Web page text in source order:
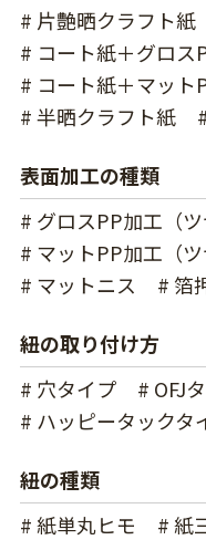
# 片艶晒クラフト紙
# コート紙＋グロス
# コート紙＋マット
# 半晒クラフト紙
表面加工の種類
# グロスPP加工（ツ
# マットPP加工（ツ
# マットニス
# 箔
紐の取り付け方
# 穴タイプ
# OFJ
# ハッピータックタ
紐の種類
# 紙単丸ヒモ
# 紙